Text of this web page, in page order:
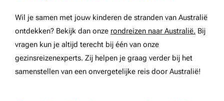
Wil je samen met jouw kinderen de stranden van Australië
ontdekken? Bekijk dan onze rondreizen naar Australië. Bij
vragen kun je altijd terecht bij één van onze
gezinsreizenexperts. Zij helpen je graag verder bij het
samenstellen van een onvergetelijke reis door Australië!